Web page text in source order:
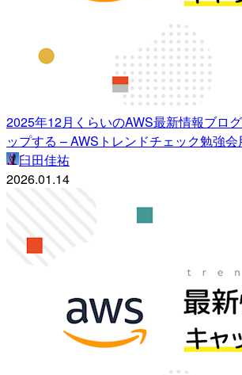
2025年12月くらいのAWS最新情報ブロ
ップする – AWSトレンドチェック勉強会
臼田佳祐
2026.01.14